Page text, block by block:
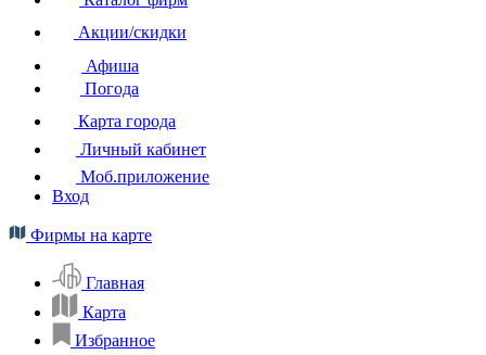
Акции/скидки
Афиша
Погода
Карта города
Личный кабинет
Моб.приложение
Вход
Фирмы на карте
Главная
Карта
Избранное